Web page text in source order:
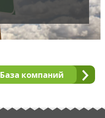
База компаний